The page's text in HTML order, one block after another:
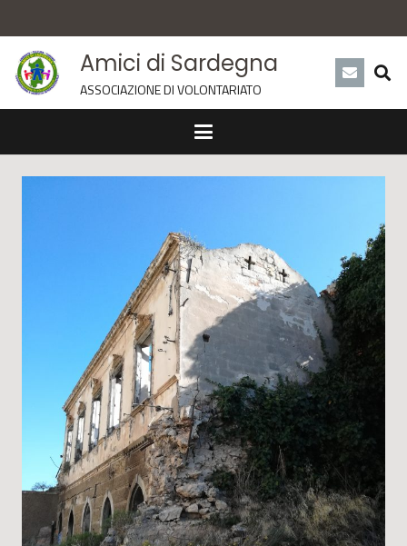
Amici di Sardegna
ASSOCIAZIONE DI VOLONTARIATO